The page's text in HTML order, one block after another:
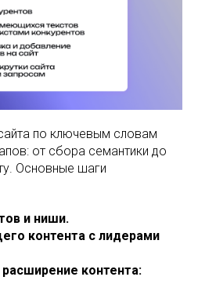
по ключевым словам
от сбора семантики до
Основные шаги
и ниши.
контента с лидерами
контента: